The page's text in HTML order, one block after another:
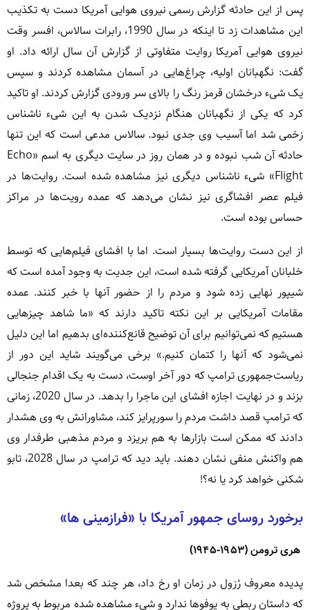
پس از این حادثه گزارش رسمی نیروی هوایی آمریکا دست به تکذیب
این مشاهدات زد تا اینکه در سال 1990، رابرات سالاس، افسر وقت
نیروی هوایی آمریکا روایت متفاوتی از گزارش آن سال ارائه داد. او
گفت: نگهبانان اولیه، چراغ‌هایی در آسمان مشاهده کردند و سپس
یک شیء درخشان قرمز رنگ را بالای سر ورودی گزارش کردند. او تاکید
کرد که یکی از نگهبانان هنگام نزدیک شدن به این شیء ناشناس
زخمی شد اما آسیب وی جدی نبود. سالاس مدعی است که این تنها
حادثه آن شب نبوده و در همان روز در سایت دیگری به اسم «Echo
Flight» شیء ناشناس دیگری نیز مشاهده شده است. روایت‌ها در
فیلم عصر افشاگری نیز نشان می‌دهد که عمده رویت‌ها در مراکز
حساس بوده است.
از این دست روایت‌ها بسیار است. اما با افشای فیلم‌هایی که توسط
خلبانان آمریکایی گرفته شده است، این جدیت به‌ وجود آمده است که
شیپور نهایی زده شود و مردم را از حضور آنها با خبر کنند. عمده
مقامات آمریکایی بر این نکته تاکید دارند که «ما شاهد چیزهایی
هستیم که نمی‌توانیم برای آن توضیح قانع‌کننده‌ای بدهیم اما این دلیل
نمی‌شود که آنها را کتمان کنیم.» برخی می‌گویند شاید این دور از
ریاست‌جمهوری ترامپ که دور آخر اوست، دست به یک اقدام جنجالی
بزند و در نهایت اجازه افشای این ماجرا را بدهد. در سال 2020، زمانی
که ترامپ قصد داشت مردم را سورپرایز کند، مشاورانش به وی هشدار
دادند که ممکن است بازارها به هم بریزد و مردم مذهبی طرفدار وی
هم واکنش منفی نشان دهند. باید دید که ترامپ در سال 2028، تابو
شکنی خواهد کرد یا نه؟!
برخورد روسای جمهور آمریکا با «فرازمینی ها»
هری ترومن (۱۹۵۳-۱۹۴۵)
پدیده معروف رُزول در زمان او رخ داد، هر چند که بعدا مشخص شد
که داستان ربطی به یوفوها ندارد و شی‌ء مشاهده شده مربوط به پروژه